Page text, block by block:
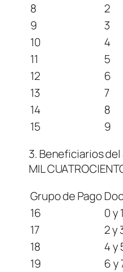
8
2
9
3
10
4
11
5
12
6
13
7
14
8
15
9
3. Beneficiarios
MIL
Grupo de Pago
16
0 y 1
17
2 y
18
4 y
19
6 y